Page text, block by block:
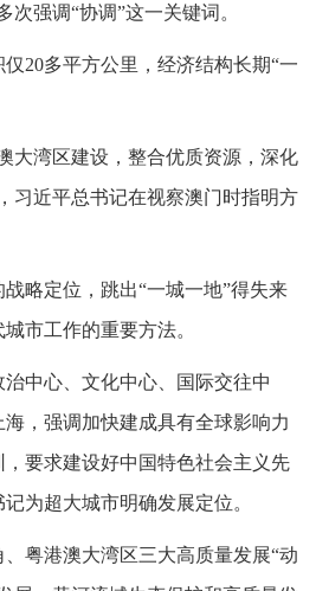
强调“协调”这一关键词。
20多平方公里，经济结构长期“一
大湾区建设，整合优质资源，深化
习近平总书记在视察澳门时指明方
略定位，跳出“一城一地”得失来
市工作的重要方法。
中心、文化中心、国际交往中
，强调加快建成具有全球影响力
要求建设好中国特色社会主义先
为超大城市明确发展定位。
粤港澳大湾区三大高质量发展“动